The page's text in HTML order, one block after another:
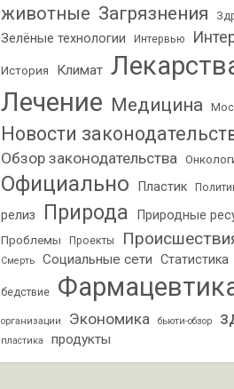
животные Загрязнения
Зелёные технологии Интервью
История Климат
Лечение Медицина
Новости
Обзор законодательства
Официально Пластик
релиз
Природа Природные
Проблемы Проекты
Смерть Социальные сети Статистика
бедствие
организации Экономика бьюти-обзор
пластика продукты